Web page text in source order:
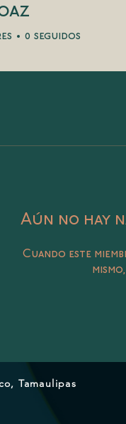
Aún no hay
Cuando este
0 seguidos
Tamaulipas